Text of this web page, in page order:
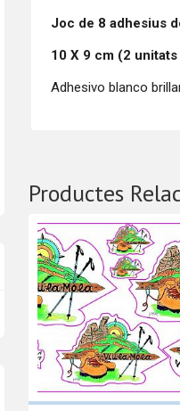
Joc de 8 adhesius
10 X 9 cm (2
Adhesivo blanco
Productes